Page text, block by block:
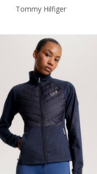
Tommy Hilfiger